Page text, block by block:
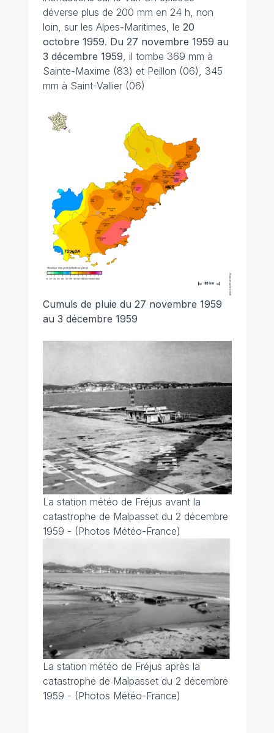
déverse plus de 200 mm en 24 h, non
loin, sur les Alpes-Maritimes, le 20
octobre 1959. Du 27 novembre 1959 au
3 décembre 1959 , il tombe 369 mm à
Sainte-Maxime (83) et Peillon (06), 345
mm à Saint-Vallier (06)
Cumuls de pluie du 27 novembre 1959
au 3 décembre 1959
La station météo de Fréjus avant la
catastrophe de Malpasset du 2 décembre
1959 - (Photos Météo-France)
La station météo de Fréjus après la
catastrophe de Malpasset du 2 décembre
1959 - (Photos Météo-France)